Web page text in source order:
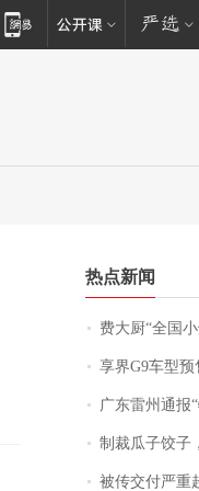
热点新闻
费大厨“全国小炒肉大
享界G9车型预
广东雷州通报“特殊教育学
制裁瓜子饺子
被传交付严重超期、糊弄客户，知名独角兽车企